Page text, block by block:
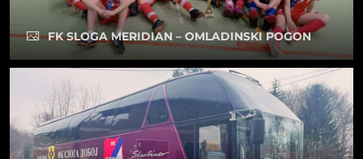
FK SLOGA MERIDIAN – OMLADINSKI POGON